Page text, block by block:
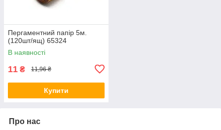
Пергаментний папір 5м.
(120шт/ящ) 65324
В наявності
11 ₴ 11,96 ₴
Купити
Про нас